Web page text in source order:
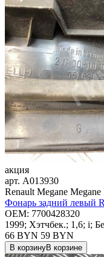
акция
арт. A013930
Renault Megane
Фонарь задний левый
OEM: 7700428320
1999; Хэтчбек.; 1,6; i;
66 BYN 59 BYN
В корзинуВ корзине